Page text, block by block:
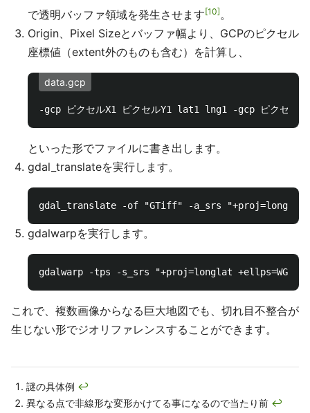
で透明バッファ領域を発生させます 10 。
Origin、Pixel Sizeとバッファ幅より、GCPのピクセル
座標値（extent外のものも含む）を計算し、
data.gcp
といった形でファイルに書き出します。
gdal_translateを実行します。
gdalwarpを実行します。
これで、複数画像からなる巨大地図でも、切れ目不整合が
生じない形でジオリファレンスすることができます。
謎の具体例 ↩
異なる点で非線形な変形かけてる事になるので当たり前 ↩